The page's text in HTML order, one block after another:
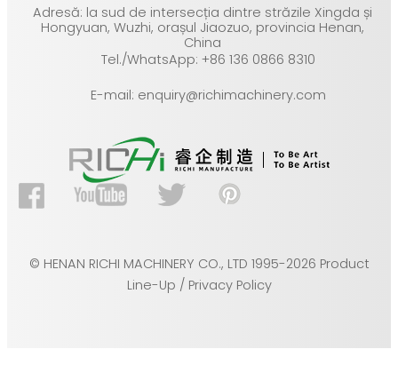
Adresă: la sud de intersecția dintre străzile Xingda și
Hongyuan, Wuzhi, orașul Jiaozuo, provincia Henan,
China
Tel./WhatsApp: +86 136 0866 8310
E-mail: enquiry@richimachinery.com
© HENAN RICHI MACHINERY CO., LTD 1995-2026 Product
Line-Up / Privacy Policy